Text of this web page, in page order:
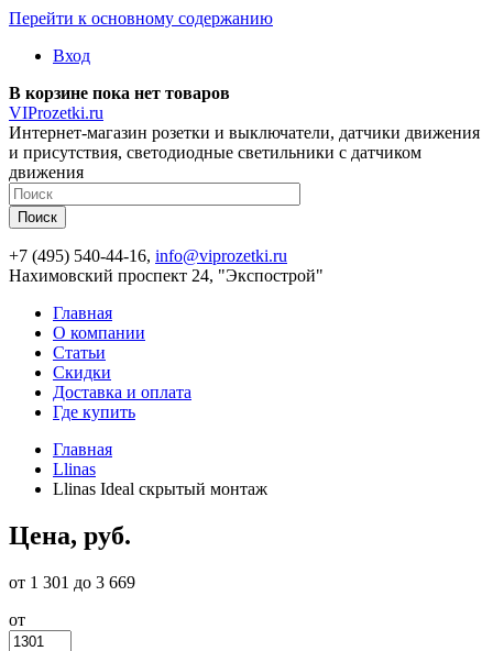
Перейти к основному содержанию
Вход
В корзине пока нет товаров
VIProzetki.ru
Интернет-магазин розетки и выключатели, датчики движения
и присутствия, светодиодные светильники с датчиком
движения
+7 (495) 540-44-16, info@viprozetki.ru
Нахимовский проспект 24, "Экспострой"
Главная
О компании
Статьи
Скидки
Доставка и оплата
Где купить
Главная
Llinas
Llinas Ideal скрытый монтаж
Цена, руб.
от 1 301 до 3 669
от